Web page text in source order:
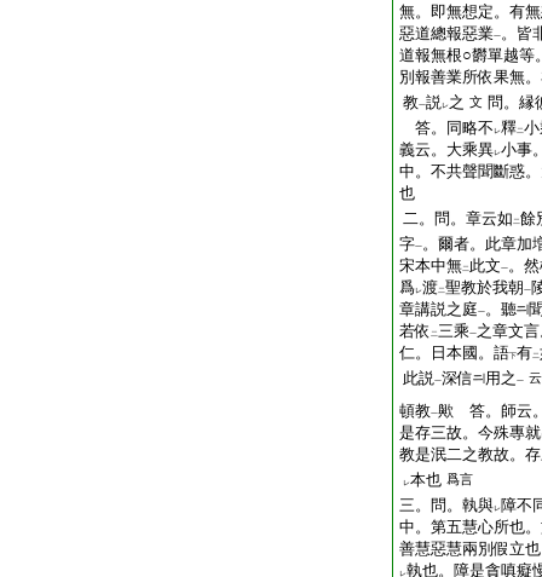
無。即無想定。有
惡道總報惡業一。皆
道報無根○欝單越等
別報善業所依果無
教一説レ之 文 問。縁
答。同略不 レ釋二
義云。大乘異レ小事
中。不共聲聞斷惑
也
二。問。章云如 二餘
字一。爾者。此章
宋本中無二 此文一。
爲レ渡二聖教於我朝一
章講説之庭一。聽
若依 二三乘一之章文
仁。日本國。語下有二
此説一深信 用之 一
頓教一歟 答。師云
是存三故。今殊專就
教是泯二之教故。
レ本也 爲言
三。問。執與レ障不
中。第五慧心所也
善慧惡慧兩別假立
レ執也。障是貪嗔癡